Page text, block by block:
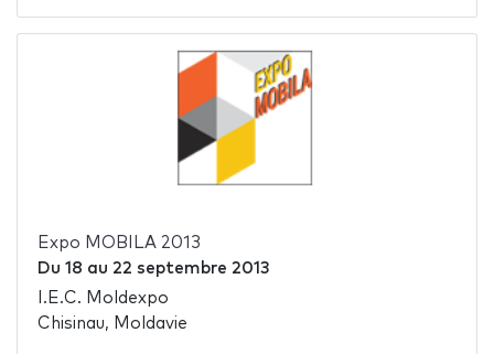
Expo MOBILA 2013
Du 18 au 22 septembre 2013
I.E.C. Moldexpo
Chisinau, Moldavie